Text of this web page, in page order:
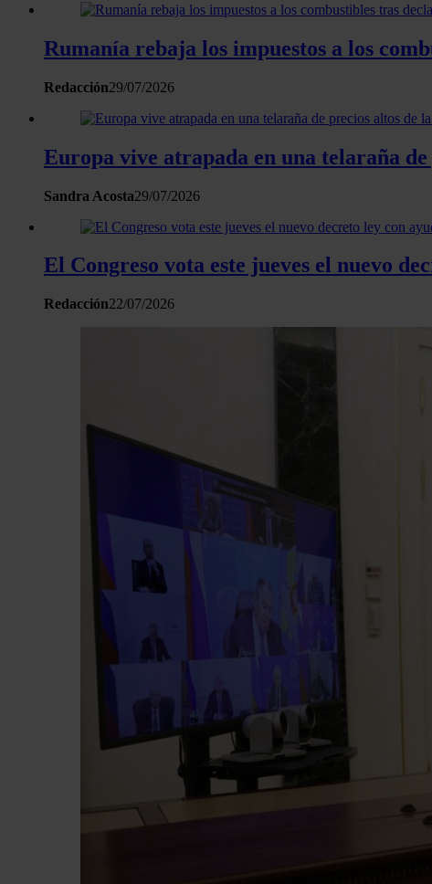
Rumanía rebaja los impuestos a los
Redacción29/07/2026
Europa vive atrapada en una telaraña
Sandra Acosta29/07/2026
El Congreso vota este jueves el nuevo
Redacción22/07/2026